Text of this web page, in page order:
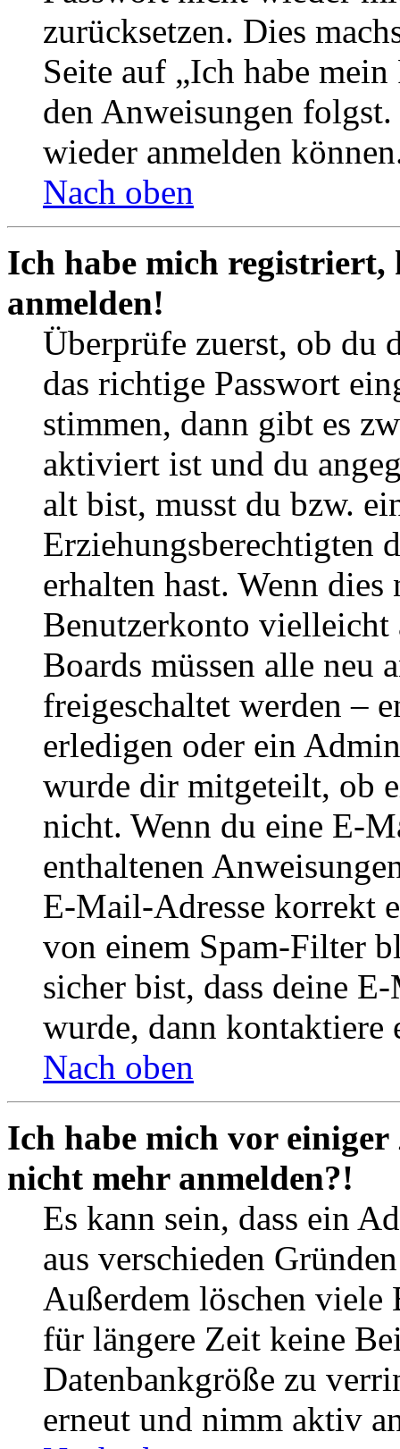
zurücksetzen. Dies
Seite auf „Ich habe
den Anweisungen
wieder anmelden
Nach oben
Ich habe mich
anmelden!
Überprüfe zuerst, ob du
das richtige Passwort
stimmen, dann gibt es
aktiviert ist und du
alt bist, musst du bzw.
Erziehungsberechtigten
erhalten hast. Wenn
Benutzerkonto
Boards müssen alle neu
freigeschaltet werden –
erledigen oder ein
wurde dir mitgeteilt, ob
nicht. Wenn du eine E-
enthaltenen
E-Mail-Adresse korrekt
von einem Spam-Filter
sicher bist, dass deine
wurde, dann kontaktiere
Nach oben
Ich habe mich vor
nicht mehr anmelden?!
Es kann sein, dass ein
aus verschieden
Außerdem löschen viele
für längere Zeit keine
Datenbankgröße zu
erneut und nimm aktiv